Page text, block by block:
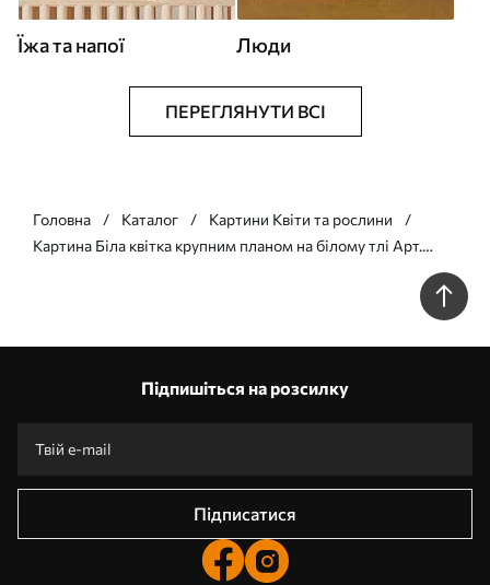
Їжа та напої Люди
ПЕРЕГЛЯНУТИ ВСІ
Головна Каталог
Картини Квіти та рослини
Картина Біла квітка крупним планом на білому тлі Арт.
Підпишіться на розсилку
Підписатися